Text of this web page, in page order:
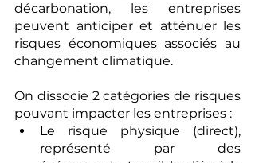
décarbonation, les entreprises
peuvent anticiper et atténuer les
risques économiques associés au
changement climatique.
On dissocie 2 catégories de risques
pouvant impacter les entreprises :
Le risque physique (direct),
représenté par des